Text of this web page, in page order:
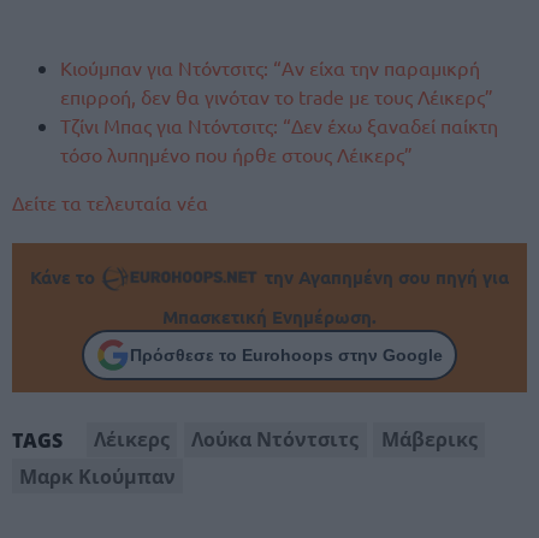
Κιούμπαν για Ντόντσιτς: “Αν είχα την παραμικρή
επιρροή, δεν θα γινόταν το trade με τους Λέικερς”
Τζίνι Μπας για Ντόντσιτς: “Δεν έχω ξαναδεί παίκτη
τόσο λυπημένο που ήρθε στους Λέικερς”
Δείτε τα τελευταία νέα
Κάνε το
την Αγαπημένη σου πηγή για
Μπασκετική Ενημέρωση.
Πρόσθεσε το Eurohoops στην Google
TAGS Λέικερς Λούκα Ντόντσιτς
Μάβερικς
Μαρκ Κιούμπαν